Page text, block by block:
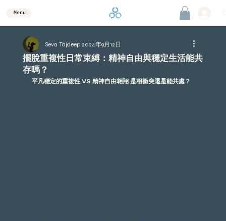
Menu
擺脫重複性日常束縛：精神自由與穩定生活能共
存嗎？
Seva Tajdeep 2024年9月12日
平凡穩定的重複性 VS 精神自由翱翔 是相衝突還是能共處？